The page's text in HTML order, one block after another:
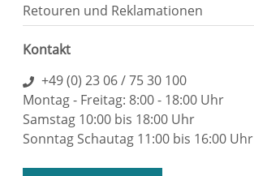
Retouren und Reklamationen
Kontakt
+49 (0) 23 06 / 75 30 100
Montag - Freitag: 8:00 - 18:00 Uhr
Samstag 10:00 bis 18:00 Uhr
Sonntag Schautag 11:00 bis 16:00 Uhr